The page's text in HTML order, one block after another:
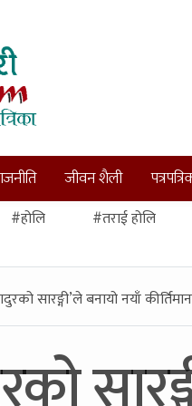
जीवन शैली
#होलि #तराई होलि
सारङ्गी’ले बनायो नयाँ